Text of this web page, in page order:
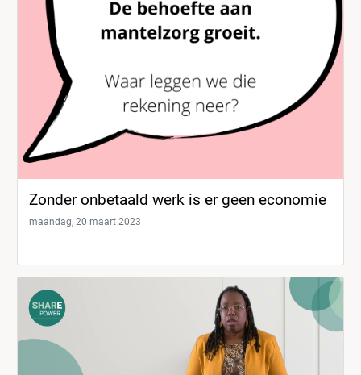
Zonder onbetaald werk is er geen economie
maandag, 20 maart 2023